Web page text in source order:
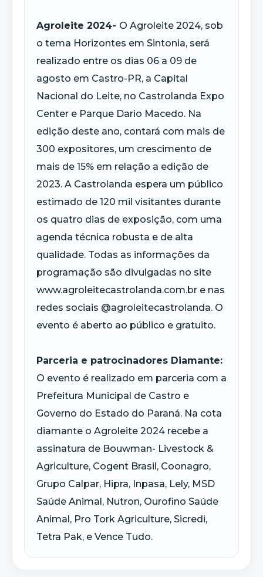
Agroleite 2024- O Agroleite 2024, sob
o tema Horizontes em Sintonia, será
realizado entre os dias 06 a 09 de
agosto em Castro-PR, a Capital
Nacional do Leite, no Castrolanda Expo
Center e Parque Dario Macedo. Na
edição deste ano, contará com mais de
300 expositores, um crescimento de
mais de 15% em relação a edição de
2023. A Castrolanda espera um público
estimado de 120 mil visitantes durante
os quatro dias de exposição, com uma
agenda técnica robusta e de alta
qualidade. Todas as informações da
programação são divulgadas no site
www.agroleitecastrolanda.com.br e nas
redes sociais @agroleitecastrolanda. O
evento é aberto ao público e gratuito.
Parceria e patrocinadores Diamante:
O evento é realizado em parceria com a
Prefeitura Municipal de Castro e
Governo do Estado do Paraná. Na cota
diamante o Agroleite 2024 recebe a
assinatura de Bouwman- Livestock &
Agriculture, Cogent Brasil, Coonagro,
Grupo Calpar, Hipra, Inpasa, Lely, MSD
Saúde Animal, Nutron, Ourofino Saúde
Animal, Pro Tork Agriculture, Sicredi,
Tetra Pak, e Vence Tudo.